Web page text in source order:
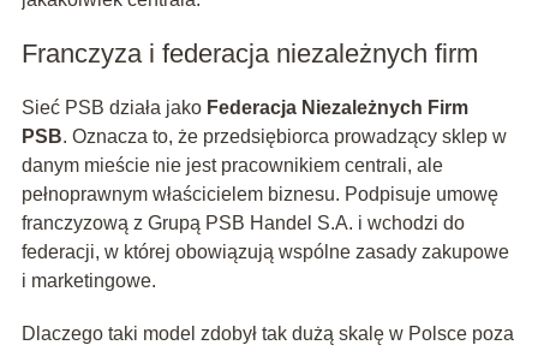
Franczyza i federacja niezależnych firm
Sieć PSB działa jako Federacja Niezależnych Firm
PSB. Oznacza to, że przedsiębiorca prowadzący sklep w
danym mieście nie jest pracownikiem centrali, ale
pełnoprawnym właścicielem biznesu. Podpisuje umowę
franczyzową z Grupą PSB Handel S.A. i wchodzi do
federacji, w której obowiązują wspólne zasady zakupowe
i marketingowe.
Dlaczego taki model zdobył tak dużą skalę w Polsce poza